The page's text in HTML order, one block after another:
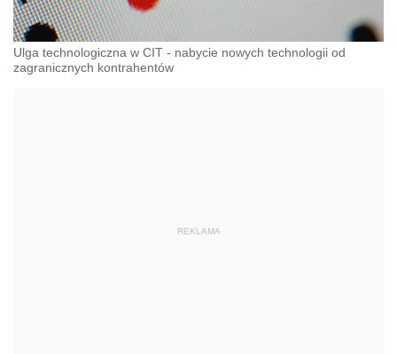
Ulga technologiczna w CIT - nabycie nowych technologii od
zagranicznych kontrahentów